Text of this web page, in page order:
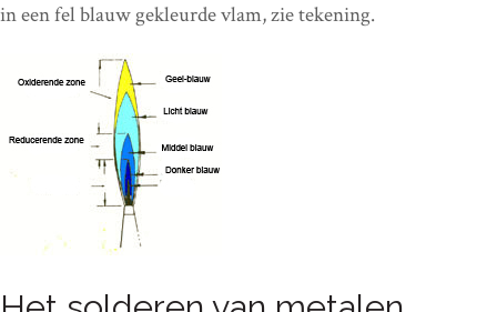
in een fel blauw gekleurde vlam, zie tekening.